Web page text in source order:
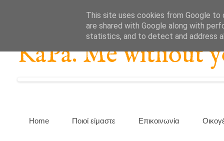
KaPa. Me without
Home Ποιοί είμαστε Επικοινωνία
This site uses cookies from Google to
are shared with Google along with
statistics, and to detect and address